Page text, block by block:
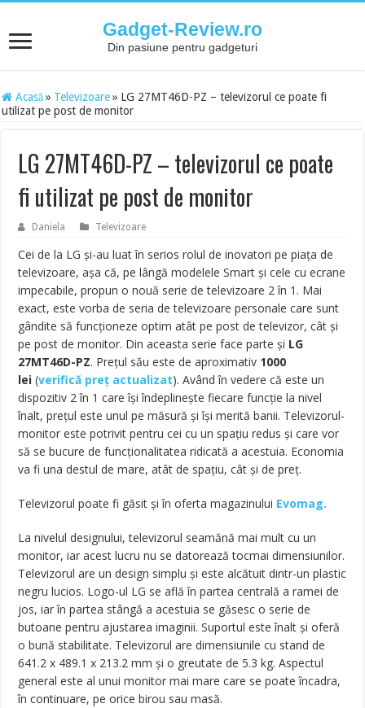
Gadget-Review.ro
Din pasiune pentru gadgeturi
Acasă » Televizoare » LG 27MT46D-PZ – televizorul ce poate fi
utilizat pe post de monitor
LG 27MT46D-PZ – televizorul ce poate
fi utilizat pe post de monitor
Daniela Televizoare
Cei de la LG și-au luat în serios rolul de inovatori pe piața de
televizoare, așa că, pe lângă modelele Smart și cele cu ecrane
impecabile, propun o nouă serie de televizoare 2 în 1. Mai
exact, este vorba de seria de televizoare personale care sunt
gândite să funcționeze optim atât pe post de televizor, cât și
pe post de monitor. Din aceasta serie face parte și LG
27MT46D-PZ. Prețul său este de aproximativ 1000
lei (verifică preț actualizat). Având în vedere că este un
dispozitiv 2 în 1 care își îndeplinește fiecare funcție la nivel
înalt, prețul este unul pe măsură și își merită banii. Televizorul-
monitor este potrivit pentru cei cu un spațiu redus și care vor
să se bucure de funcționalitatea ridicată a acestuia. Economia
va fi una destul de mare, atât de spațiu, cât și de preț.
Televizorul poate fi găsit și în oferta magazinului Evomag.
La nivelul designului, televizorul seamănă mai mult cu un
monitor, iar acest lucru nu se datorează tocmai dimensiunilor.
Televizorul are un design simplu și este alcătuit dintr-un plastic
negru lucios. Logo-ul LG se află în partea centrală a ramei de
jos, iar în partea stângă a acestuia se găsesc o serie de
butoane pentru ajustarea imaginii. Suportul este înalt și oferă
o bună stabilitate. Televizorul are dimensiunile cu stand de
641.2 x 489.1 x 213.2 mm și o greutate de 5.3 kg. Aspectul
general este al unui monitor mai mare care se poate încadra,
în continuare, pe orice birou sau masă.